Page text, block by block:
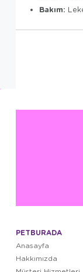
Bakım:
PETBURADA
Anasayfa
Hakkımızda